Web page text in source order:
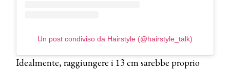
Un post condiviso da Hairstyle (@hairstyle_talk)
Idealmente, raggiungere i 13 cm sarebbe proprio